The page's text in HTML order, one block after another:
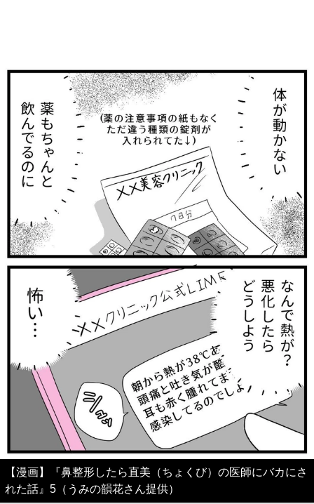
【漫画】『鼻整形したら直美（ちょくび）の医師にバカにさ
れた話』5（うみの韻花さん提供）